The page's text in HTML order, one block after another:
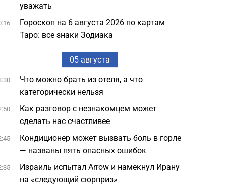
уважать
Гороскоп на 6 августа 2026 по картам
Таро: все знаки Зодиака
05 августа
Что можно брать из отеля, а что
категорически нельзя
Как разговор с незнакомцем может
сделать нас счастливее
Кондиционер может вызвать боль в горле
— названы пять опасных ошибок
Израиль испытал Arrow и намекнул Ирану
на «следующий сюрприз»